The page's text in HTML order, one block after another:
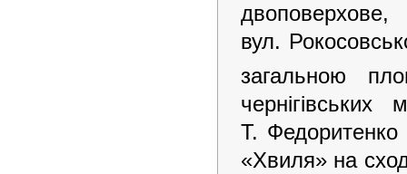
вул.
загальною
Т. Федоритенко
«Хвиля» на